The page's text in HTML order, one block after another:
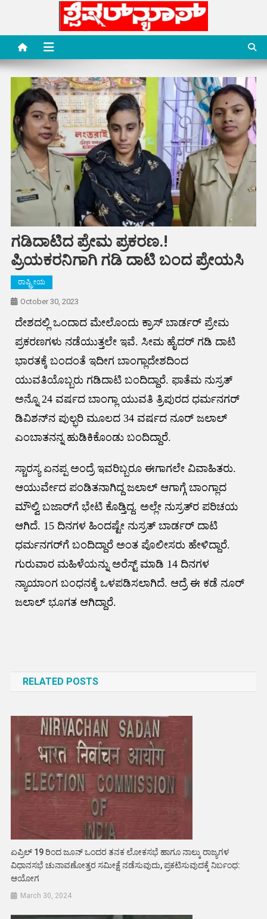
content
Special News Media
Special News Media
ಗಡಿದಾಟಿದ ಪ್ರೇಮ ಪ್ರಕರಣ.!
ಪ್ರಿಯಕರನಿಗಾಗಿ ಗಡಿ ದಾಟಿ ಬಂದ ಪ್ರೇಯಸಿ
ರಾಷ್ಟ್ರೀಯ
October 30, 2023
ದೇಶದಲ್ಲಿ ಒಂದಾದ ಮೇಲೊಂದು ಕ್ರಾಸ್‌ ಬಾರ್ಡರ್‌ ಪ್ರೇಮ
ಪ್ರಕರಣಗಳು ನಡೆಯುತ್ತಲೇ ಇವೆ. ಸೀಮ ಹೈದರ್‌ ಗಡಿ ದಾಟಿ
ಭಾರತಕ್ಕೆ ಬಂದಂತೆ ಇದೀಗ ಬಾಂಗ್ಲಾದೇಶದಿಂದ
ಯುವತಿಯೊಬ್ಬರು ಗಡಿದಾಟಿ ಬಂದಿದ್ದಾರೆ. ಫಾತೆಮ ನುಸ್ರತ್
ಅನ್ನೊ 24 ವರ್ಷದ ಬಾಂಗ್ಲಾ ಯುವತಿ ತ್ರಿಪುರದ ಧರ್ಮನಗರ್‌
ಡಿವಿಶನ್‌ನ ಪುಲ್ಭರಿ ಮೂಲದ 34 ವರ್ಷದ ನೂರ್‌ ಜಲಾಲ್‌
ಎಂಬಾತನನ್ನ ಹುಡಿಕಿಕೊಂಡು ಬಂದಿದ್ದಾರೆ.
ಸ್ಚಾರಸ್ಯ ಏನಪ್ಪ ಅಂದ್ರೆ ಇವರಿಬ್ಬರೂ ಈಗಾಗಲೇ ವಿವಾಹಿತರು.
ಆಯುರ್ವೇದ ಪಂಡಿತನಾಗಿದ್ದ ಜಲಾಲ್‌ ಆಗಾಗ್ಗೆ ಬಾಂಗ್ಲಾದ
ಮೌಲ್ವಿ ಬಜಾರ್‌ಗೆ ಭೇಟಿ ಕೊಡ್ತಿದ್ದ. ಅಲ್ಲೇ ನುಸ್ರತ್‌ರ ಪರಿಚಯ
ಆಗಿದೆ. 15 ದಿನಗಳ ಹಿಂದಷ್ಟೇ ನುಸ್ರತ್ ಬಾರ್ಡರ್‌ ದಾಟಿ
ಧರ್ಮನಗರ್‌ಗೆ ಬಂದಿದ್ದಾರೆ ಅಂತ ಪೊಲೀಸರು ಹೇಳಿದ್ದಾರೆ.
ಗುರುವಾರ ಮಹಿಳೆಯನ್ನು ಅರೆಸ್ಟ್‌ ಮಾಡಿ 14 ದಿನಗಳ
ನ್ಯಾಯಾಂಗ ಬಂಧನಕ್ಕೆ ಒಳಪಡಿಸಲಾಗಿದೆ. ಆದ್ರೆ ಈ ಕಡೆ ನೂರ್‌
ಜಲಾಲ್‌ ಭೂಗತ ಆಗಿದ್ದಾರೆ.
RELATED POSTS
ಏಪ್ರಿಲ್‌ 19 ರಿಂದ ಜೂನ್‌ ಒಂದರ ತನಕ ಲೋಕಸಭೆ ಹಾಗೂ ನಾಲ್ಕು ರಾಜ್ಯಗಳ
ವಿಧಾನಸಭೆ ಚುನಾವಣೋತ್ತರ ಸಮೀಕ್ಷೆ ನಡೆಸುವುದು, ಪ್ರಕಟಿಸುವುದಕ್ಕೆ ನಿರ್ಬಂಧ:
ಆಯೋಗ
March 30, 2024